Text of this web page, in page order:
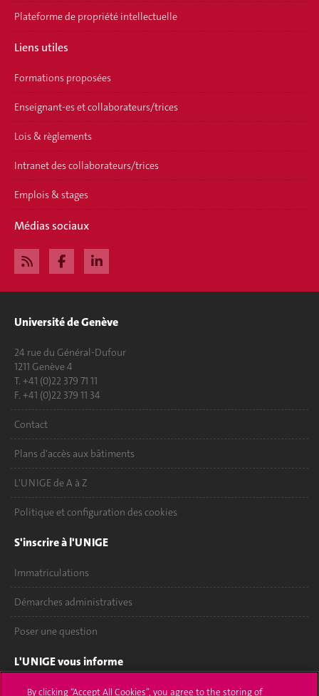
Plateforme de propriété intellectuelle
Liens utiles
Formations proposées
Enseignant-es et collaborateurs/trices
Lois & règlements
Intranet des collaborateurs/trices
Emplois & stages
Médias sociaux
Université de Genève
24 rue du Général-Dufour
1211 Genève 4
T. +41 (0)22 379 71 11
F. +41 (0)22 379 11 34
Contact
Plans d'accès aux bâtiments
L'UNIGE de A à Z
Politique et configuration des cookies
S'inscrire à l'UNIGE
Immatriculations
Démarches administratives
Poser une question
L'UNIGE vous informe
UNIGE Mobile
By clicking “Accept All Cookies”, you agree to the storing of